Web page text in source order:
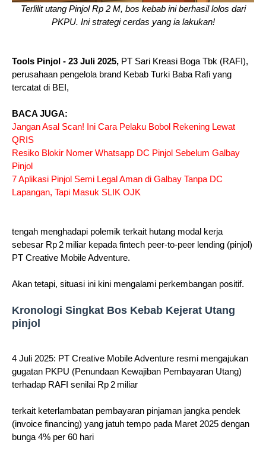
Terlilit utang Pinjol Rp 2 M, bos kebab ini berhasil lolos dari
PKPU. Ini strategi cerdas yang ia lakukan!
Tools Pinjol - 23 Juli 2025, PT Sari Kreasi Boga Tbk (RAFI),
perusahaan pengelola brand Kebab Turki Baba Rafi yang
tercatat di BEI,
BACA JUGA:
Jangan Asal Scan! Ini Cara Pelaku Bobol Rekening Lewat
QRIS
Resiko Blokir Nomer Whatsapp DC Pinjol Sebelum Galbay
Pinjol
7 Aplikasi Pinjol Semi Legal Aman di Galbay Tanpa DC
Lapangan, Tapi Masuk SLIK OJK
tengah menghadapi polemik terkait hutang modal kerja
sebesar Rp 2 miliar kepada fintech peer‑to‑peer lending (pinjol)
PT Creative Mobile Adventure.
Akan tetapi, situasi ini kini mengalami perkembangan positif.
Kronologi Singkat Bos Kebab Kejerat Utang
pinjol
4 Juli 2025: PT Creative Mobile Adventure resmi mengajukan
gugatan PKPU (Penundaan Kewajiban Pembayaran Utang)
terhadap RAFI senilai Rp 2 miliar
terkait keterlambatan pembayaran pinjaman jangka pendek
(invoice financing) yang jatuh tempo pada Maret 2025 dengan
bunga 4% per 60 hari